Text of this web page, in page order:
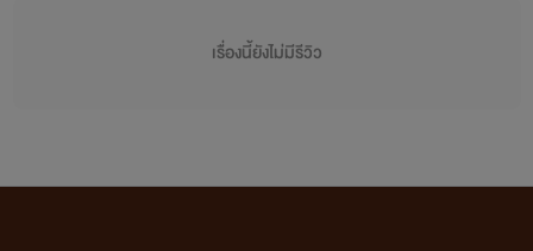
เรื่องนี้ยังไม่มีรีวิว